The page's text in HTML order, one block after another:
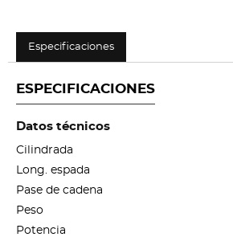
Especificaciones
ESPECIFICACIONES
Datos técnicos
Cilindrada
Long. espada
Pase de cadena
Peso
Potencia